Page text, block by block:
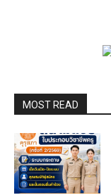
MOST READ